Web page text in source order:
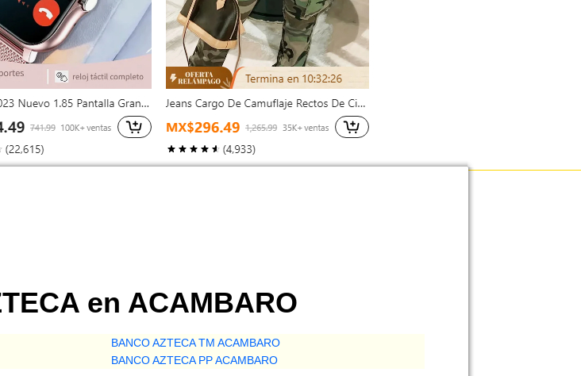
en ACAMBARO
BANCO AZTECA TM ACAMBARO
BANCO AZTECA PP ACAMBARO